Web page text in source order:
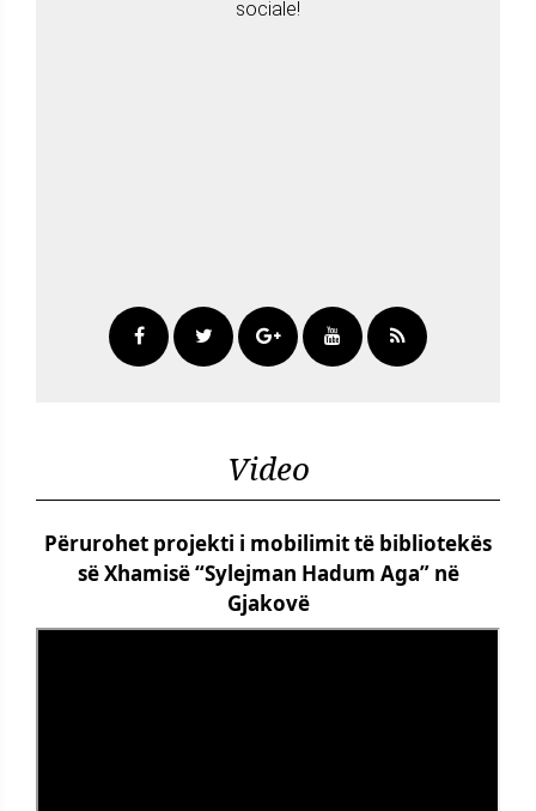
sociale!
Video
Përurohet projekti i mobilimit të bibliotekës
së Xhamisë “Sylejman Hadum Aga” në
Gjakovë